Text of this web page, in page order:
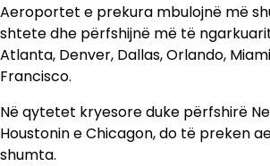
Aeroportet e prekura mbulojnë më
shtete dhe përfshijnë më të ngarkuarit
Atlanta, Denver, Dallas, Orlando,
Francisco.
Në qytetet kryesore duke përfshirë
Houstonin e Chicagon, do të preken
shumta.